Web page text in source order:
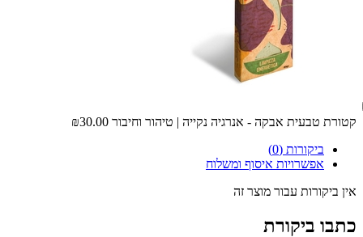
קטורת טבעית אבקה - אנרגיה נקייה | טיהור וחיבור ₪30.00
ביקורות (0)
אפשרויות איסוף ומשלוח
אין ביקורות עבור מוצר זה
כתבו ביקורת